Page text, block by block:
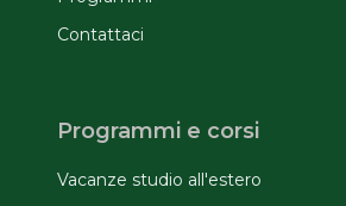
Contattaci
Programmi e corsi
Vacanze studio all'estero